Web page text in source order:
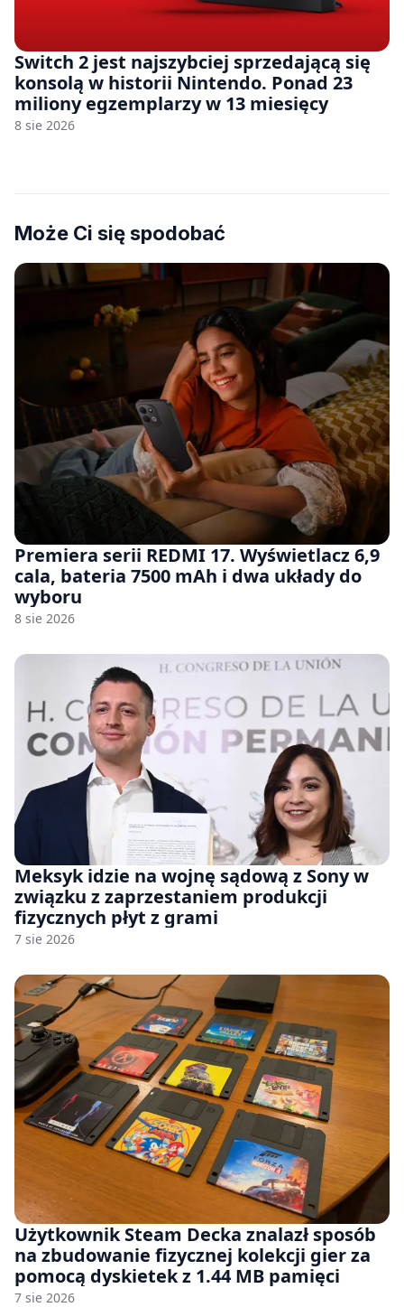
Switch 2 jest najszybciej sprzedającą się
konsolą w historii Nintendo. Ponad 23
miliony egzemplarzy w 13 miesięcy
8 sie 2026
Może Ci się spodobać
Premiera serii REDMI 17. Wyświetlacz 6,9
cala, bateria 7500 mAh i dwa układy do
wyboru
8 sie 2026
Meksyk idzie na wojnę sądową z Sony w
związku z zaprzestaniem produkcji
fizycznych płyt z grami
7 sie 2026
Użytkownik Steam Decka znalazł sposób
na zbudowanie fizycznej kolekcji gier za
pomocą dyskietek z 1.44 MB pamięci
7 sie 2026